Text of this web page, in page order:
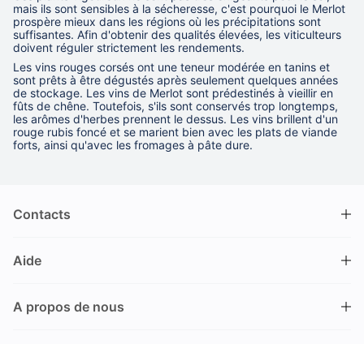
mais ils sont sensibles à la sécheresse, c'est pourquoi le Merlot
prospère mieux dans les régions où les précipitations sont
suffisantes. Afin d'obtenir des qualités élevées, les viticulteurs
doivent réguler strictement les rendements.
Les vins rouges corsés ont une teneur modérée en tanins et
sont prêts à être dégustés après seulement quelques années
de stockage. Les vins de Merlot sont prédestinés à vieillir en
fûts de chêne. Toutefois, s'ils sont conservés trop longtemps,
les arômes d'herbes prennent le dessus. Les vins brillent d'un
rouge rubis foncé et se marient bien avec les plats de viande
forts, ainsi qu'avec les fromages à pâte dure.
Contacts
Nüschelerstrasse 35
Suisse
Aide
Processus de commande
A propos de nous